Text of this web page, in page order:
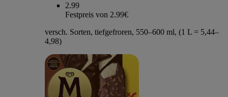
2.99
Festpreis von 2.99€
versch. Sorten, tiefgefroren, 550–600 ml, (1 L = 5,44–
4,98)